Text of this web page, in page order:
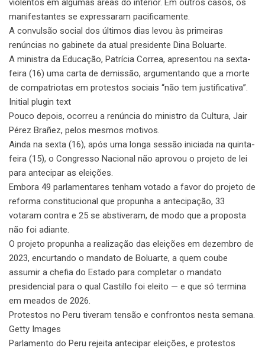
manifestantes se expressaram pacificamente.
A convulsão social dos últimos dias levou às primeiras
renúncias no gabinete da atual presidente Dina Boluarte.
A ministra da Educação, Patrícia Correa, apresentou na sexta-
feira (16) uma carta de demissão, argumentando que a morte
de compatriotas em protestos sociais “não tem justificativa”.
Initial plugin text
Pouco depois, ocorreu a renúncia do ministro da Cultura, Jair
Pérez Brañez, pelos mesmos motivos.
Ainda na sexta (16), após uma longa sessão iniciada na quinta-
feira (15), o Congresso Nacional não aprovou o projeto de lei
para antecipar as eleições.
Embora 49 parlamentares tenham votado a favor do projeto de
reforma constitucional que propunha a antecipação, 33
votaram contra e 25 se abstiveram, de modo que a proposta
não foi adiante.
O projeto propunha a realização das eleições em dezembro de
2023, encurtando o mandato de Boluarte, a quem coube
assumir a chefia do Estado para completar o mandato
presidencial para o qual Castillo foi eleito — e que só termina
em meados de 2026.
Protestos no Peru tiveram tensão e confrontos nesta semana.
Getty Images
Parlamento do Peru rejeita antecipar eleições, e protestos